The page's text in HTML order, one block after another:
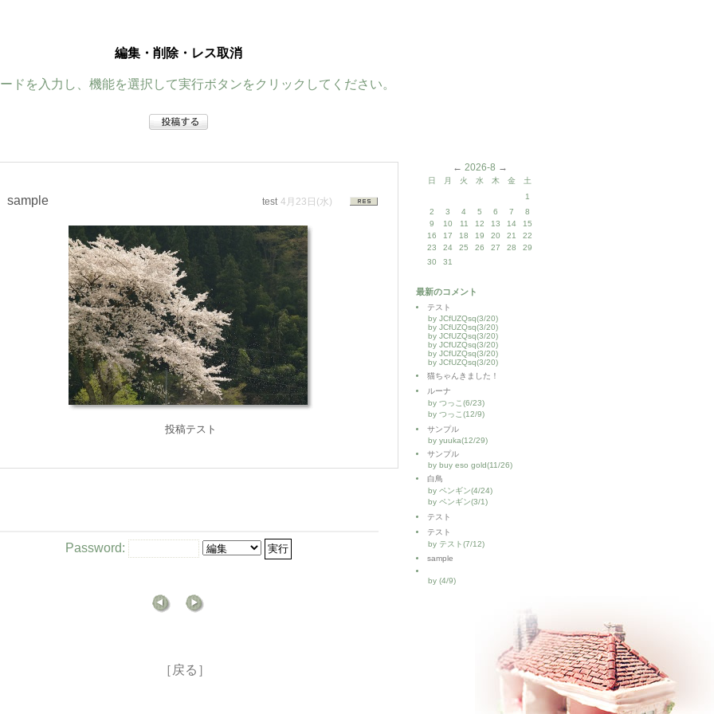
編集・削除・レス取消
ドを入力し、機能を選択して実行ボタンをクリックしてください。
sample test 4月23日(水)
投稿テスト
Password:
［戻る］
← 2026-8 →
日 月 火 水 木 金
土
1
2
3 4 5 6 7
8
9
10 11 12 13 14
15
16
17 18 19 20 21
22
23
24 25 26 27 28
29
30
31
最新のコメント
テスト
by JCfUZQsq(3/20)
by JCfUZQsq(3/20)
by JCfUZQsq(3/20)
by JCfUZQsq(3/20)
by JCfUZQsq(3/20)
by JCfUZQsq(3/20)
猫ちゃんきました！
ルーナ
by つっこ(6/23)
by つっこ(12/9)
サンプル
by yuuka(12/29)
サンプル
by buy eso gold(11/26)
白鳥
by ペンギン(4/24)
by ペンギン(3/1)
テスト
テスト
by テスト(7/12)
sample
by (4/9)